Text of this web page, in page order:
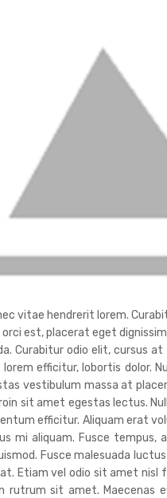
vitae hendrerit lorem.
est, placerat eget
Curabitur odio elit,
efficitur, lobortis dolor.
vestibulum massa at
sit amet egestas lectus.
efficitur. Aliquam erat
mi aliquam. Fusce tempus,
Fusce malesuada
Etiam vel odio sit amet
sit amet. Maecenas